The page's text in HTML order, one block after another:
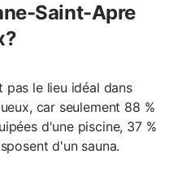
Saint-Apre
pas le lieu idéal dans
car seulement 88 %
d'une piscine, 37 %
d'un sauna.